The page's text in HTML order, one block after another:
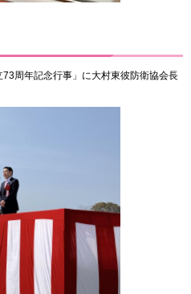
周年記念行事」に大村東彼防衛協会長